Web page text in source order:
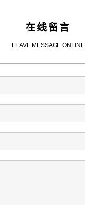
在线留言
LEAVE MESSAGE ONLINE